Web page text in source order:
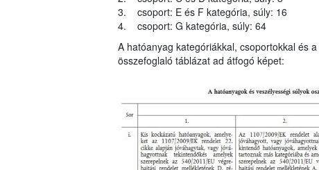
3. csoport: E és F kategória, súly: 16
4. csoport: G kategória, súly: 64
A hatóanyag kategóriákkal, csoportokkal és
összefoglaló táblázat ad átfogó képet: